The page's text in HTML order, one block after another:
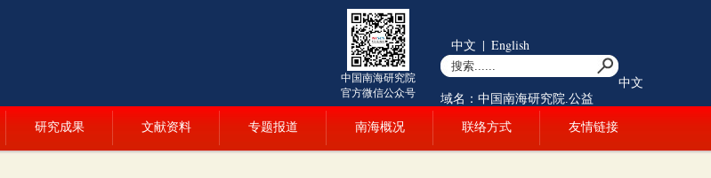
中国南海研究院
官方微信公众号
中文 | English
中文
域名：中国南海研究院.公益
研究成果 文献资料 专题报道 南海概况 联络方式 友情链接